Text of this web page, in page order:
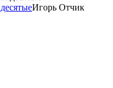
Игорь Отчик